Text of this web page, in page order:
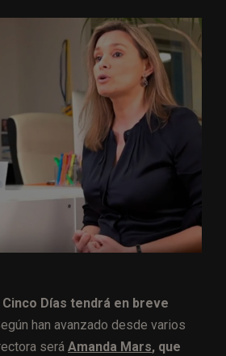
Cinco Días tendrá en breve
han avanzado desde varios
será Amanda Mars, que